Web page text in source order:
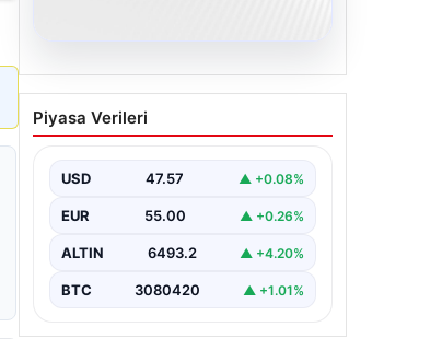
05.08.2026
Son dakika deprem mi
oldu? Az önce deprem
Ankara, İzmir ve il il AFAD
son depremler 05
{ "title": "05 Ağustos 2026 Güncel
Değerlendirmeler", "content":
Piyasa Verileri
USD 47.57 ▲ +0.08%
EUR 55.00 ▲ +0.26%
ALTIN 6493.2 ▲ +4.20%
BTC 3080420 ▲ +1.01%